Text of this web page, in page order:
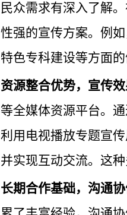
民众需求有深入了解
性强的宣传方案。例
特色专科建设等方面
资源整合优势，宣传效
等全媒体资源平台。
利用电视播放专题宣
并实现互动交流。这
长期合作基础，沟通协